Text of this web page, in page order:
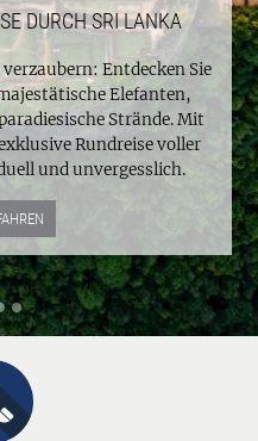
DURCH SRI LANKA
Entdecken Sie
Elefanten,
Strände. Mit
Rundreise voller
und unvergesslich.